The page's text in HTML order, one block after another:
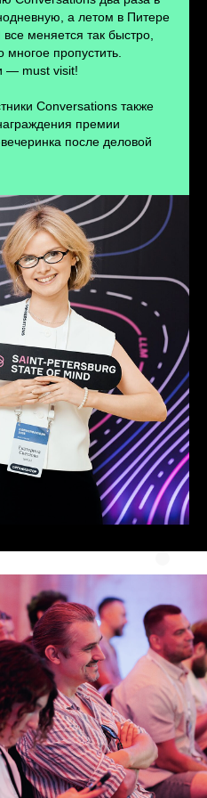
а летом в Питере
меняется так быстро,
пропустить.
— must visit!
Conversations также
премии
после деловой